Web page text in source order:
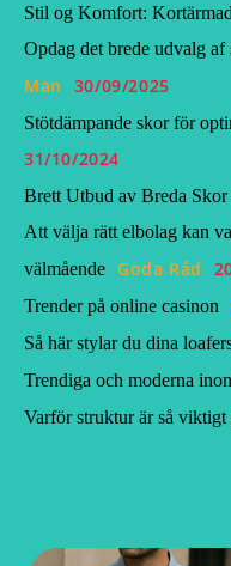
Stil og Komfort:
Opdag det brede udvalg
Man 30/09/2025
Stötdämpande skor för
31/10/2024
Brett Utbud av Breda
Att välja rätt elbolag kan
välmående Goda Råd
Trender på online casinon
Så här stylar du dina
Trendiga och moderna
Varför struktur är så viktigt